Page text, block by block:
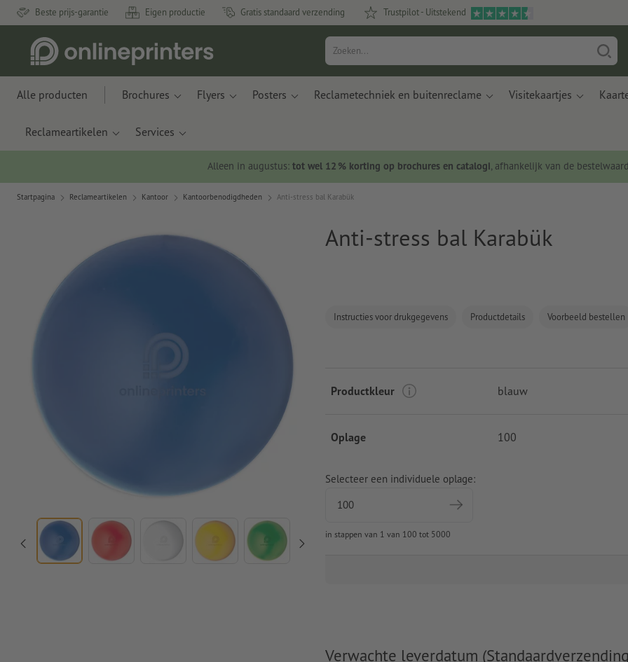
Beste prijs-garantie Eigen productie Gratis standaard verzending Trustpilot - Uitstekend
Alle producten Brochures Flyers Posters Reclametechniek en buitenreclame Visitekaartjes
Reclameartikelen Services
Alleen in augustus: tot wel 12 % korting op brochures en catalogi, afhankelijk van de
Startpagina Reclameartikelen Kantoor Kantoorbenodigdheden Anti-stress bal Karabük
Anti-stress bal Karabük
Instructies voor drukgegevens Productdetails Voorbeeld bestellen
Productkleur blauw
Oplage 100
Selecteer een individuele oplage:
in stappen van 1 van 100 tot 5000
Verwachte leverdatum